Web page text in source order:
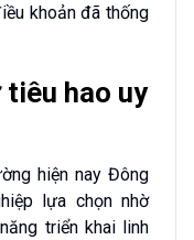
khoản đã thống
hao uy
hiện nay Đông
lựa chọn nhờ
triển khai linh